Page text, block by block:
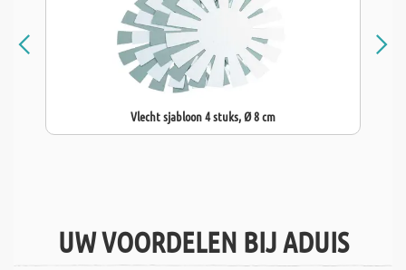
Vlecht sjabloon 4 stuks, Ø 8 cm
UW VOORDELEN BIJ ADUIS